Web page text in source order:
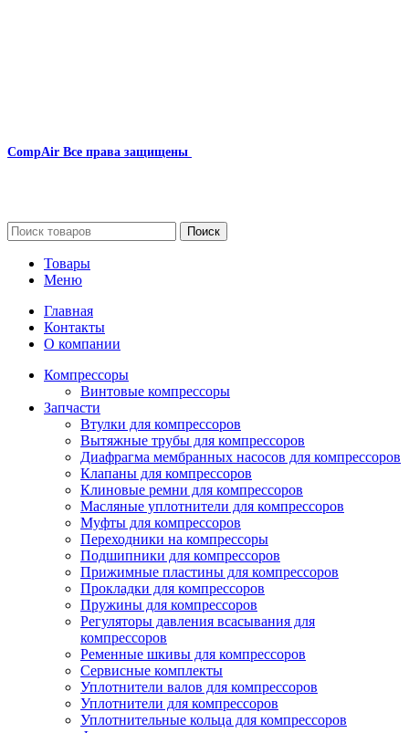
CompAir Все права защищены
Поиск
Товары
Меню
Главная
Контакты
О компании
Компрессоры
Винтовые компрессоры
Запчасти
Втулки для компрессоров
Вытяжные трубы для компрессоров
Диафрагма мембранных насосов для компрессоров
Клапаны для компрессоров
Клиновые ремни для компрессоров
Масляные уплотнители для компрессоров
Муфты для компрессоров
Переходники на компрессоры
Подшипники для компрессоров
Прижимные пластины для компрессоров
Прокладки для компрессоров
Пружины для компрессоров
Регуляторы давления всасывания для
компрессоров
Ременные шкивы для компрессоров
Сервисные комплекты
Уплотнители валов для компрессоров
Уплотнители для компрессоров
Уплотнительные кольца для компрессоров